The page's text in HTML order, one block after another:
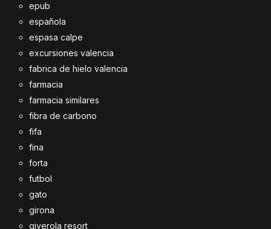
epub
española
espasa calpe
excursiones valencia
fabrica de hielo valencia
farmacia
farmacia similares
fibra de carbono
fifa
fina
forta
futbol
gato
girona
giverola resort